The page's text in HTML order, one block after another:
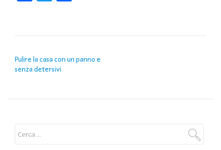
Pulire la casa con un panno e
senza detersivi